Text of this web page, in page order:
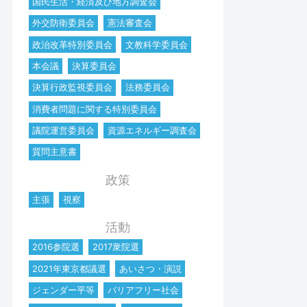
外交防衛委員会
憲法審査会
政治改革特別委員会
文教科学委員会
本会議
決算委員会
決算行政監視委員会
法務委員会
消費者問題に関する特別委員会
議院運営委員会
資源エネルギー調査会
質問主意書
政策
主張 視察
活動
2016参院選
2017衆院選
2021年東京都議選
あいさつ・演説
ジェンダー平等
バリアフリー社会